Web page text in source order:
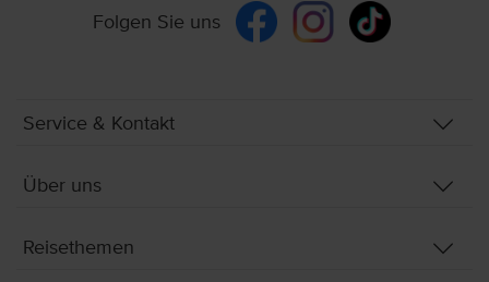
Folgen Sie uns
Service & Kontakt
Über uns
Reisethemen